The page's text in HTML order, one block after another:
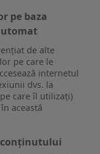
pe baza
de alte
pe care le
internetul
dvs. la
care îl utilizați)
această